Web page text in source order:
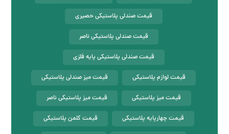
قیمت صندلی پلاستیکی حصیری
قیمت صندلی پلاستیکی ناصر
قیمت صندلی پلاستیکی پایه فلزی
قیمت لوازم پلاستیکی قیمت میز صندلی پلاستیکی
قیمت میز پلاستیکی قیمت میز پلاستیکی ناصر
قیمت چهارپایه پلاستیکی قیمت کلمن پلاستیکی